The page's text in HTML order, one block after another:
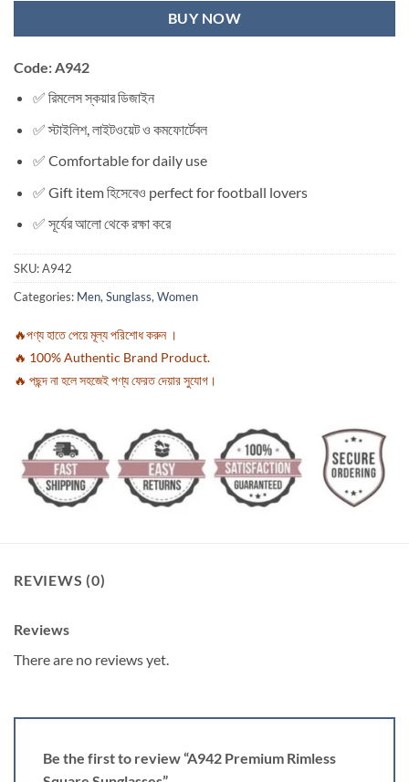
BUY NOW
Code: A942
✅ রিমলেস স্কয়ার ডিজাইন
✅ স্টাইলিশ, লাইটওয়েট ও কমফোর্টেবল
✅ Comfortable for daily use
✅ Gift item হিসেবেও perfect for football lovers
✅ সূর্যের আলো থেকে রক্ষা করে
SKU:A942
Categories: Men, Sunglass, Women
🔥পণ্য হাতে পেয়ে মূল্য পরিশোধ করুন ।
🔥 100% Authentic Brand Product.
🔥 পছন্দ না হলে সহজেই পণ্য ফেরত দেয়ার সুযোগ।
REVIEWS (0)
Reviews
There are no reviews yet.
Be the first to review “A942 Premium Rimless